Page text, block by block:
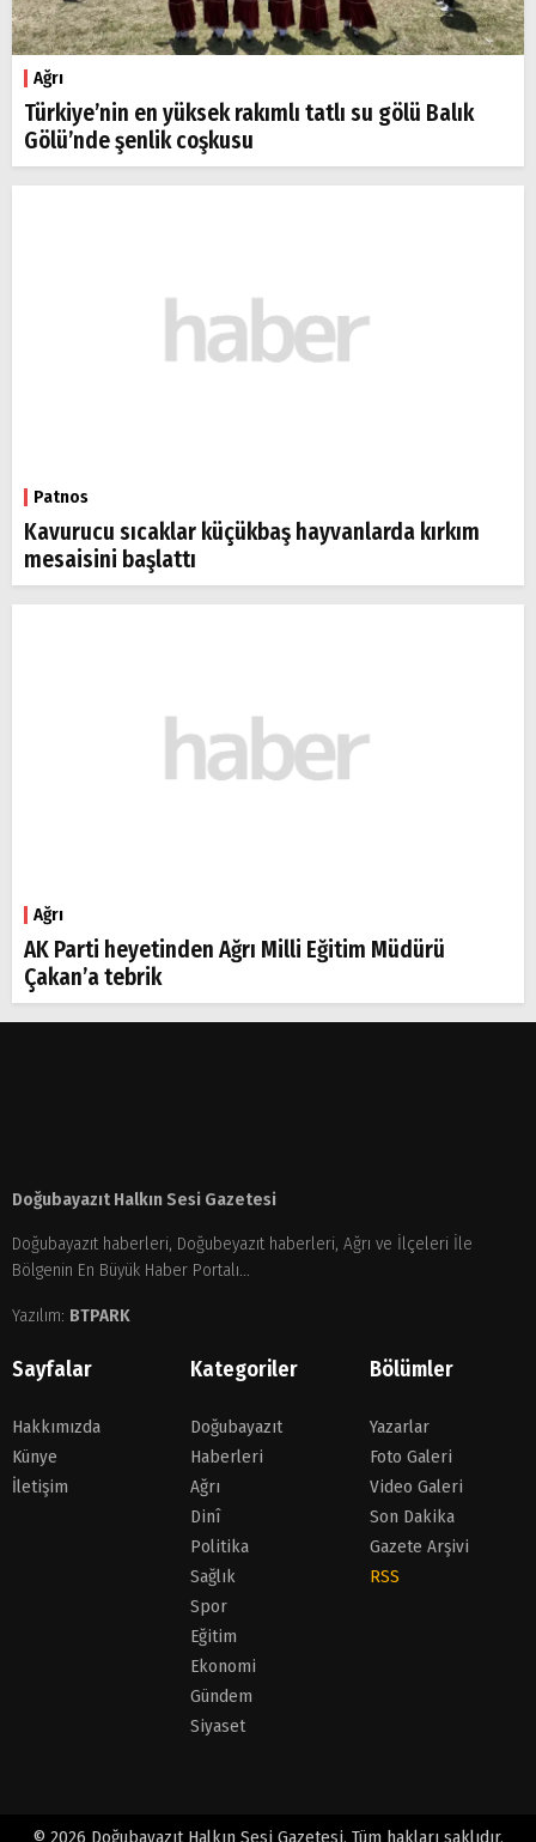
Ağrı
Türkiye’nin en yüksek rakımlı tatlı su gölü Balık
Gölü’nde şenlik coşkusu
Patnos
Kavurucu sıcaklar küçükbaş hayvanlarda kırkım
mesaisini başlattı
Ağrı
AK Parti heyetinden Ağrı Milli Eğitim Müdürü
Çakan’a tebrik
Doğubayazıt Halkın Sesi Gazetesi
Doğubayazıt haberleri, Doğubeyazıt haberleri, Ağrı ve İlçeleri İle
Bölgenin En Büyük Haber Portalı...
Yazılım: BTPARK
Sayfalar
Hakkımızda
Künye
İletişim
Kategoriler
Doğubayazıt
Haberleri
Ağrı
Dinî
Politika
Sağlık
Spor
Eğitim
Ekonomi
Gündem
Siyaset
Bölümler
Yazarlar
Foto Galeri
Video Galeri
Son Dakika
Gazete Arşivi
RSS
© 2026 Doğubayazıt Halkın Sesi Gazetesi. Tüm hakları saklıdır.